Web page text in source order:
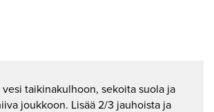
vesi taikinakulhoon, sekoita suola ja
joukkoon. Lisää 2/3 jauhoista ja